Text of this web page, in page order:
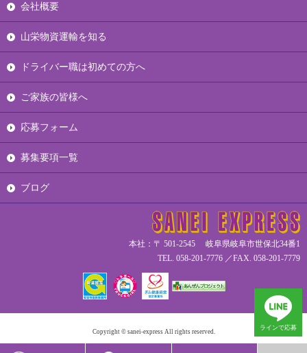
会社概要
山栄物資運輸を知る
ドライバー職は初めての方へ
ご家族の皆様へ
応募フォーム
募集要項一覧
ブログ
本社：〒 501-2545 岐阜県岐阜市世保北34番1
TEL. 058-201-7776 ／FAX. 058-201-7779
Copyright © sanei-express All rights reserved.
ラインで応募